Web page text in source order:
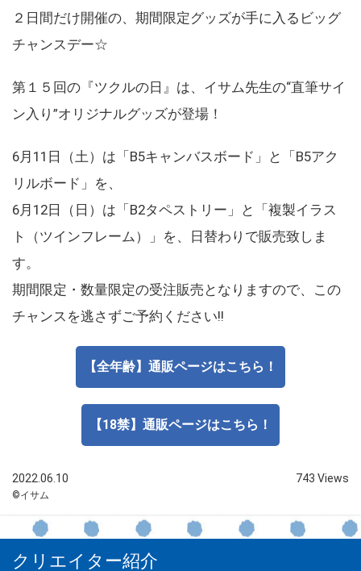
２日間だけ開催の、期間限定グッズが手に入るビッグ
チャンスデー☆
第１５回の『ツクルの日』は、イサム先生の“直筆サイ
ン入り”オリジナルグッズが登場！
6月11日（土）は「B5キャンバスボード」と「B5アク
リルボード」を、
6月12日（日）は「B2タペストリー」と「複製イラス
ト（ツインフレーム）」を、日替わりで販売致しま
す。
期間限定・数量限定の受注販売となりますので、この
チャンスを逃さずご予約ください!!
【全年齢】通販ページはこちら！
【18禁】通販ページはこちら！
2022.06.10 743 Views
©イサム
クリエイター紹介